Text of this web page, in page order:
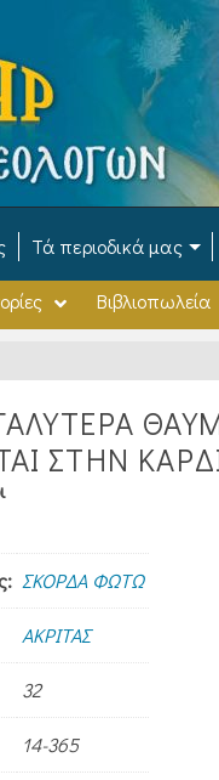
Τά περιοδικά μας
Βιβλιοπωλεία
ΣΤΗΝ
ΣΚΟΡΔΑ ΦΩΤΩ
ΑΚΡΙΤΑΣ
32
14-365